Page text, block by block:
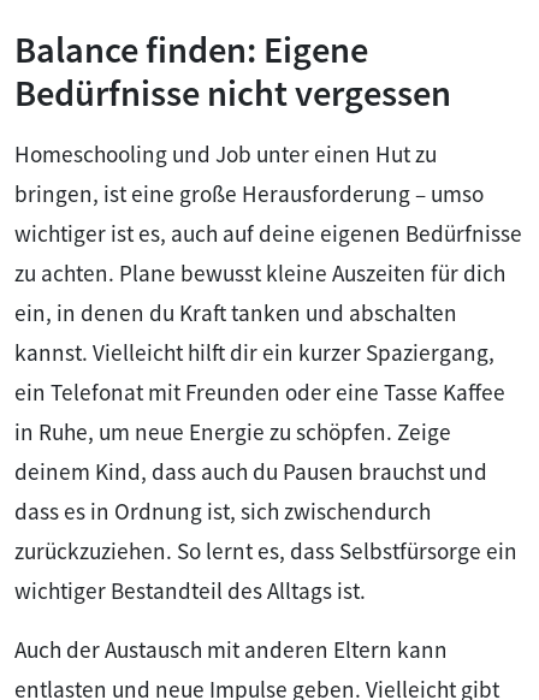
Balance finden: Eigene
Bedürfnisse nicht vergessen
Homeschooling und Job unter einen Hut zu
bringen, ist eine große Herausforderung – umso
wichtiger ist es, auch auf deine eigenen Bedürfnisse
zu achten. Plane bewusst kleine Auszeiten für dich
ein, in denen du Kraft tanken und abschalten
kannst. Vielleicht hilft dir ein kurzer Spaziergang,
ein Telefonat mit Freunden oder eine Tasse Kaffee
in Ruhe, um neue Energie zu schöpfen. Zeige
deinem Kind, dass auch du Pausen brauchst und
dass es in Ordnung ist, sich zwischendurch
zurückzuziehen. So lernt es, dass Selbstfürsorge ein
wichtiger Bestandteil des Alltags ist.
Auch der Austausch mit anderen Eltern kann
entlasten und neue Impulse geben. Vielleicht gibt